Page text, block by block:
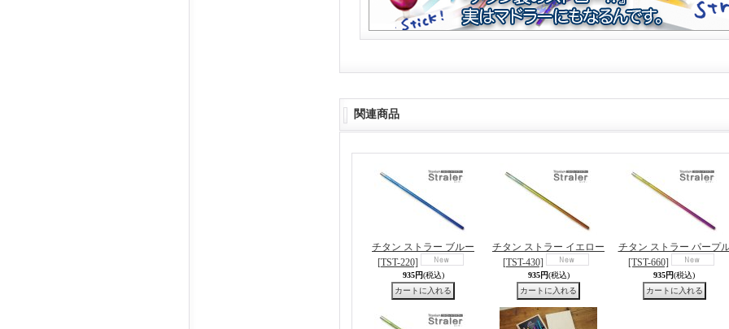
関連商品
チタン ストラー ブルー
[TST-220]
935円(税込)
チタン ストラー イエロー
[TST-430]
935円(税込)
チタン ストラー パープ
[TST-660]
935円(税込)